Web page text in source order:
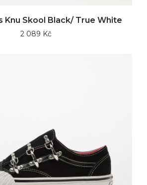
Knu Skool Black/ True White
2 089 Kč